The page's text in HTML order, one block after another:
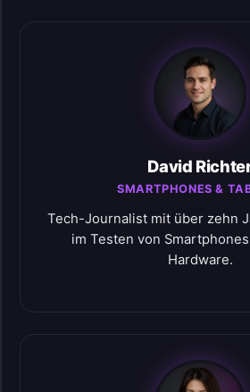
David
SMARTPHONES &
Tech-Journalist mit über zehn
im Testen von
Hardware.